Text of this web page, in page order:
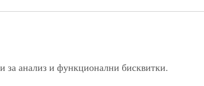
за анализ и функционални бисквитки.